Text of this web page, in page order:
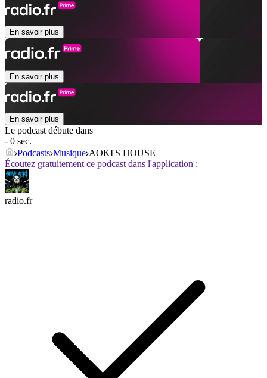
En savoir plus
En savoir plus
En savoir plus
Le podcast débute dans
- 0 sec.
Podcasts Musique AOKI'S HOUSE
Écoutez gratuitement ce podcast dans l'application :
radio.fr